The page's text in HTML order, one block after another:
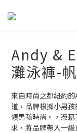
Andy &
灘泳褲-
來自時尚之都紐約
道，品牌根據小男
領男孩時尚。，憑
求，將品牌帶入一